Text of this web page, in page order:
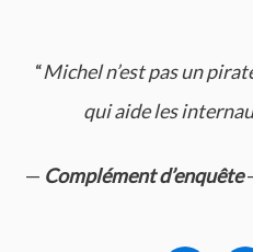
“Michel n’est pas un
qui aide les
— Complément d’enquête